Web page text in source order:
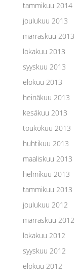
tammikuu 2014
joulukuu 2013
marraskuu 2013
lokakuu 2013
syyskuu 2013
elokuu 2013
heinäkuu 2013
kesäkuu 2013
toukokuu 2013
huhtikuu 2013
maaliskuu 2013
helmikuu 2013
tammikuu 2013
joulukuu 2012
marraskuu 2012
lokakuu 2012
syyskuu 2012
elokuu 2012